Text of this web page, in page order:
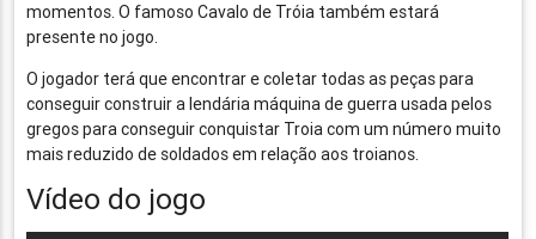
momentos. O famoso Cavalo de Tróia também estará
presente no jogo.
O jogador terá que encontrar e coletar todas as peças para
conseguir construir a lendária máquina de guerra usada pelos
gregos para conseguir conquistar Troia com um número muito
mais reduzido de soldados em relação aos troianos.
Vídeo do jogo